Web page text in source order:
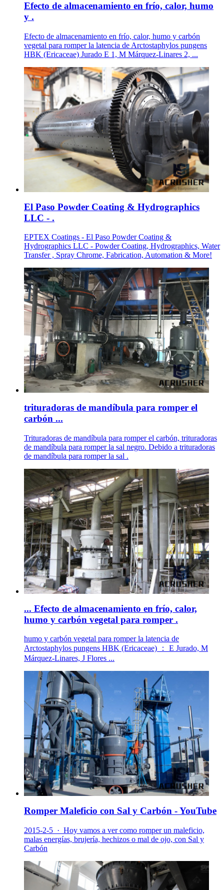
Efecto de almacenamiento en frío, calor, humo
y .
Efecto de almacenamiento en frío, calor, humo y carbón
vegetal para romper la latencia de Arctostaphylos pungens
HBK (Ericaceae) Jurado E 1, M Márquez-Linares 2, ...
El Paso Powder Coating & Hydrographics
LLC - .
EPTEX Coatings - El Paso Powder Coating &
Hydrographics LLC - Powder Coating, Hydrographics, Water
Transfer , Spray Chrome, Fabrication, Automation & More!
trituradoras de mandíbula para romper el
carbón ...
Trituradoras de mandíbula para romper el carbón, trituradoras
de mandíbula para romper la sal negro. Debido a trituradoras
de mandíbula para romper la sal .
... Efecto de almacenamiento en frío, calor,
humo y carbón vegetal para romper .
humo y carbón vegetal para romper la latencia de
Arctostaphylos pungens HBK (Ericaceae) ： E Jurado, M
Márquez-Linares, J Flores ...
Romper Maleficio con Sal y Carbón - YouTube
2015-2-5 · Hoy vamos a ver como romper un maleficio,
malas energías, brujería, hechizos o mal de ojo, con Sal y
Carbón